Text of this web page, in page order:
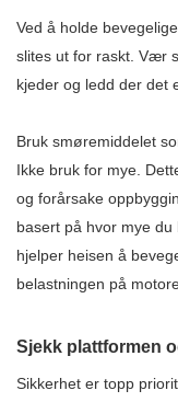
Ved å holde
slites ut for raskt. Vær
kjeder og ledd der det
Bruk smøremiddelet
Ikke bruk for mye.
og forårsake
basert på hvor mye
hjelper heisen å
belastningen på
Sjekk plattformen
Sikkerhet er topp